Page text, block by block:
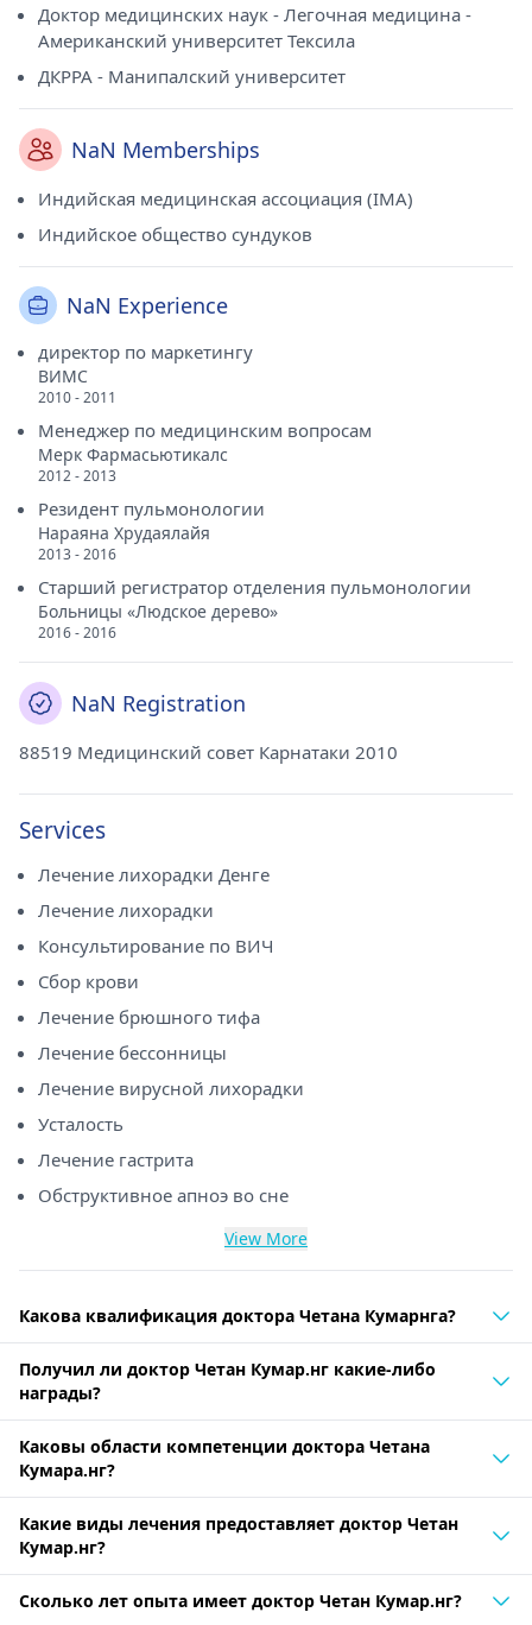
Доктор медицинских наук - Легочная медицина -
Американский университет Тексила
ДКРРА - Манипалский университет
NaN Memberships
Индийская медицинская ассоциация (IMA)
Индийское общество сундуков
NaN Experience
директор по маркетингу
ВИМС
2010 - 2011
Менеджер по медицинским вопросам
Мерк Фармасьютикалс
2012 - 2013
Резидент пульмонологии
Нараяна Хрудаялайя
2013 - 2016
Старший регистратор отделения пульмонологии
Больницы «Людское дерево»
2016 - 2016
NaN Registration
88519 Медицинский совет Карнатаки 2010
Services
Лечение лихорадки Денге
Лечение лихорадки
Консультирование по ВИЧ
Сбор крови
Лечение брюшного тифа
Лечение бессонницы
Лечение вирусной лихорадки
Усталость
Лечение гастрита
Обструктивное апноэ во сне
View More
Какова квалификация доктора Четана Кумарнга?
Получил ли доктор Четан Кумар.нг какие-либо
награды?
Каковы области компетенции доктора Четана
Кумара.нг?
Какие виды лечения предоставляет доктор Четан
Кумар.нг?
Сколько лет опыта имеет доктор Четан Кумар.нг?